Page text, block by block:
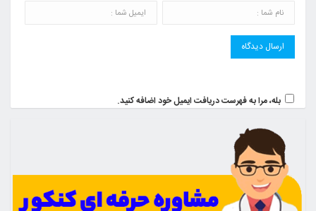
بله، مرا به فهرست دریافت ایمیل خود اضافه کنید.